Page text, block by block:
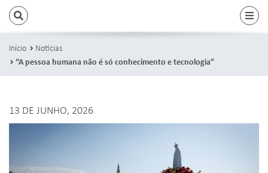
PESQUISAR
Início
Notícias
“A pessoa humana não é só conhecimento e tecnologia”
13 DE JUNHO, 2026